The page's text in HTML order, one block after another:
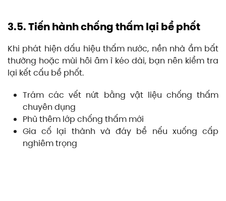
3.5. Tiến hành chống thấm lại bể phốt
Khi phát hiện dấu hiệu thấm nước, nền nhà ẩm bất
thường hoặc mùi hôi âm ỉ kéo dài, bạn nên kiểm tra
lại kết cấu bể phốt.
Trám các vết nứt bằng vật liệu chống thấm
chuyên dụng
Phủ thêm lớp chống thấm mới
Gia cố lại thành và đáy bể nếu xuống cấp
nghiêm trọng